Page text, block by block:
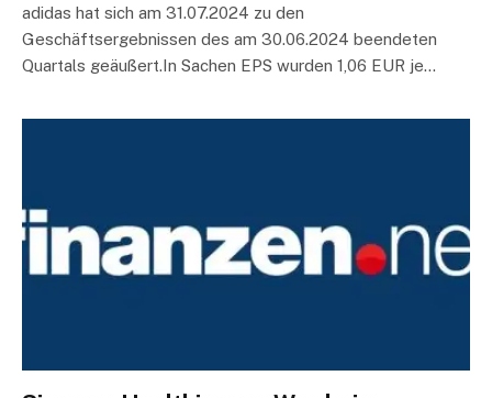
adidas hat sich am 31.07.2024 zu den
Geschäftsergebnissen des am 30.06.2024 beendeten
Quartals geäußert.In Sachen EPS wurden 1,06 EUR je…